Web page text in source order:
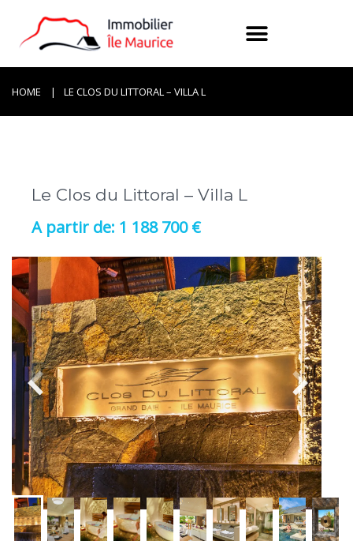
HOME LE CLOS DU LITTORAL – VILLA L
Le Clos du Littoral – Villa L
1 188 700 €